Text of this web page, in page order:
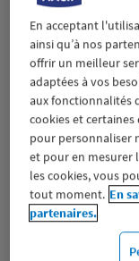
2
12.68
310
06500
Note
En acceptant
ainsi qu’à nos
offrir un meilleur
adaptées à vos
aux fonctionnalités
cookies et
pour personnaliser
et pour en mesurer
les cookies, vous
tout moment. En
partenaires.